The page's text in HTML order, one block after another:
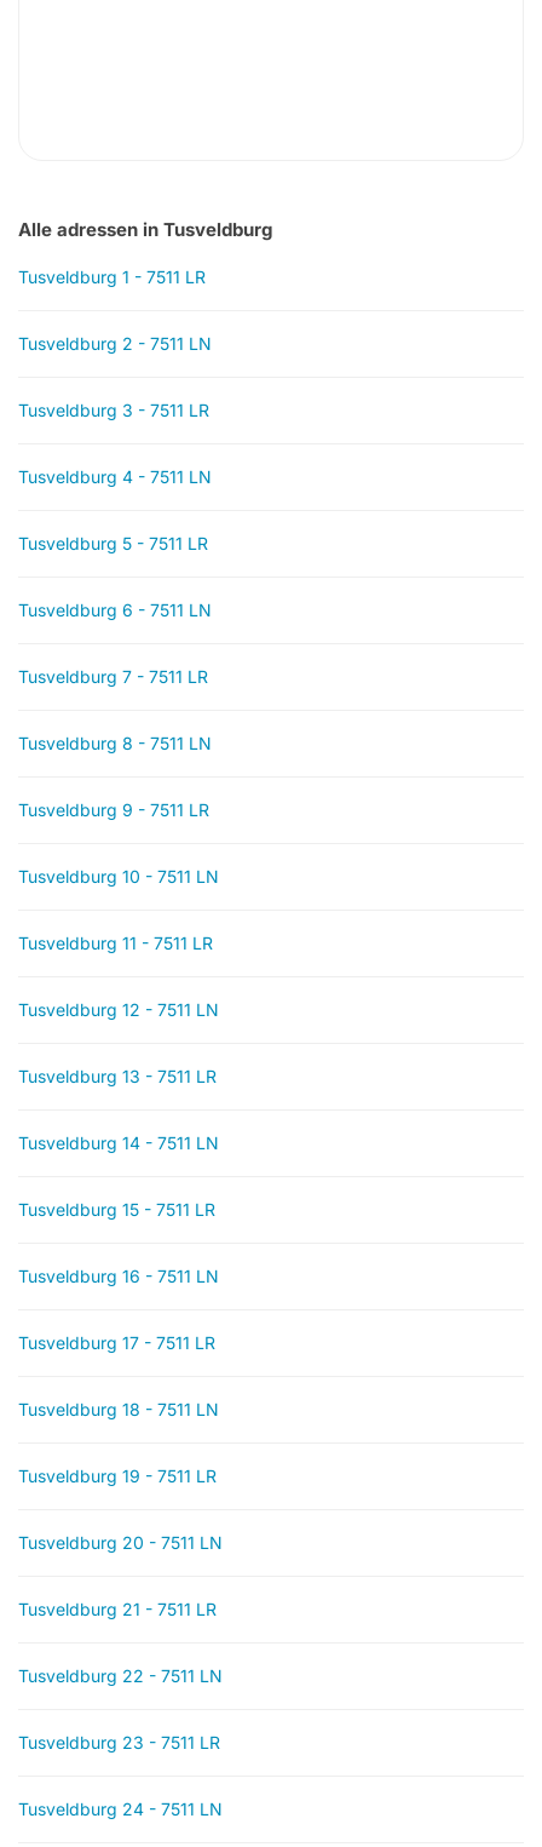
Alle adressen in Tusveldburg
Tusveldburg 1 - 7511 LR
Tusveldburg 2 - 7511 LN
Tusveldburg 3 - 7511 LR
Tusveldburg 4 - 7511 LN
Tusveldburg 5 - 7511 LR
Tusveldburg 6 - 7511 LN
Tusveldburg 7 - 7511 LR
Tusveldburg 8 - 7511 LN
Tusveldburg 9 - 7511 LR
Tusveldburg 10 - 7511 LN
Tusveldburg 11 - 7511 LR
Tusveldburg 12 - 7511 LN
Tusveldburg 13 - 7511 LR
Tusveldburg 14 - 7511 LN
Tusveldburg 15 - 7511 LR
Tusveldburg 16 - 7511 LN
Tusveldburg 17 - 7511 LR
Tusveldburg 18 - 7511 LN
Tusveldburg 19 - 7511 LR
Tusveldburg 20 - 7511 LN
Tusveldburg 21 - 7511 LR
Tusveldburg 22 - 7511 LN
Tusveldburg 23 - 7511 LR
Tusveldburg 24 - 7511 LN